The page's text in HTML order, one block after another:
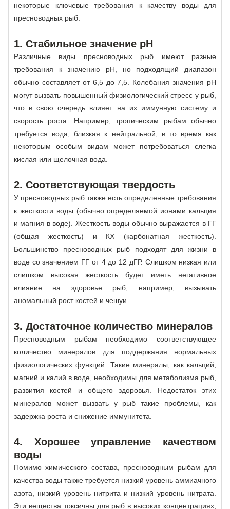
некоторые ключевые требования к качеству воды для
пресноводных рыб:
1. Стабильное значение рН
Различные виды пресноводных рыб имеют разные
требования к значению рН, но подходящий диапазон
обычно составляет от 6,5 до 7,5. Колебания значения рН
могут вызвать повышенный физиологический стресс у рыб,
что в свою очередь влияет на их иммунную систему и
скорость роста. Например, тропическим рыбам обычно
требуется вода, близкая к нейтральной, в то время как
некоторым особым видам может потребоваться слегка
кислая или щелочная вода.
2. Соответствующая твердость
У пресноводных рыб также есть определенные требования
к жесткости воды (обычно определяемой ионами кальция
и магния в воде). Жесткость воды обычно выражается в ГГ
(общая жесткость) и КХ (карбонатная жесткость).
Большинство пресноводных рыб подходят для жизни в
воде со значением ГГ от 4 до 12 дГР. Слишком низкая или
слишком высокая жесткость будет иметь негативное
влияние на здоровье рыб, например, вызывать
аномальный рост костей и чешуи.
3. Достаточное количество минералов
Пресноводным рыбам необходимо соответствующее
количество минералов для поддержания нормальных
физиологических функций. Такие минералы, как кальций,
магний и калий в воде, необходимы для метаболизма рыб,
развития костей и общего здоровья. Недостаток этих
минералов может вызвать у рыб такие проблемы, как
задержка роста и снижение иммунитета.
4. Хорошее управление качеством
воды
Помимо химического состава, пресноводным рыбам для
качества воды также требуется низкий уровень аммиачного
азота, низкий уровень нитрита и низкий уровень нитрата.
Эти вещества токсичны для рыб в высоких концентрациях,